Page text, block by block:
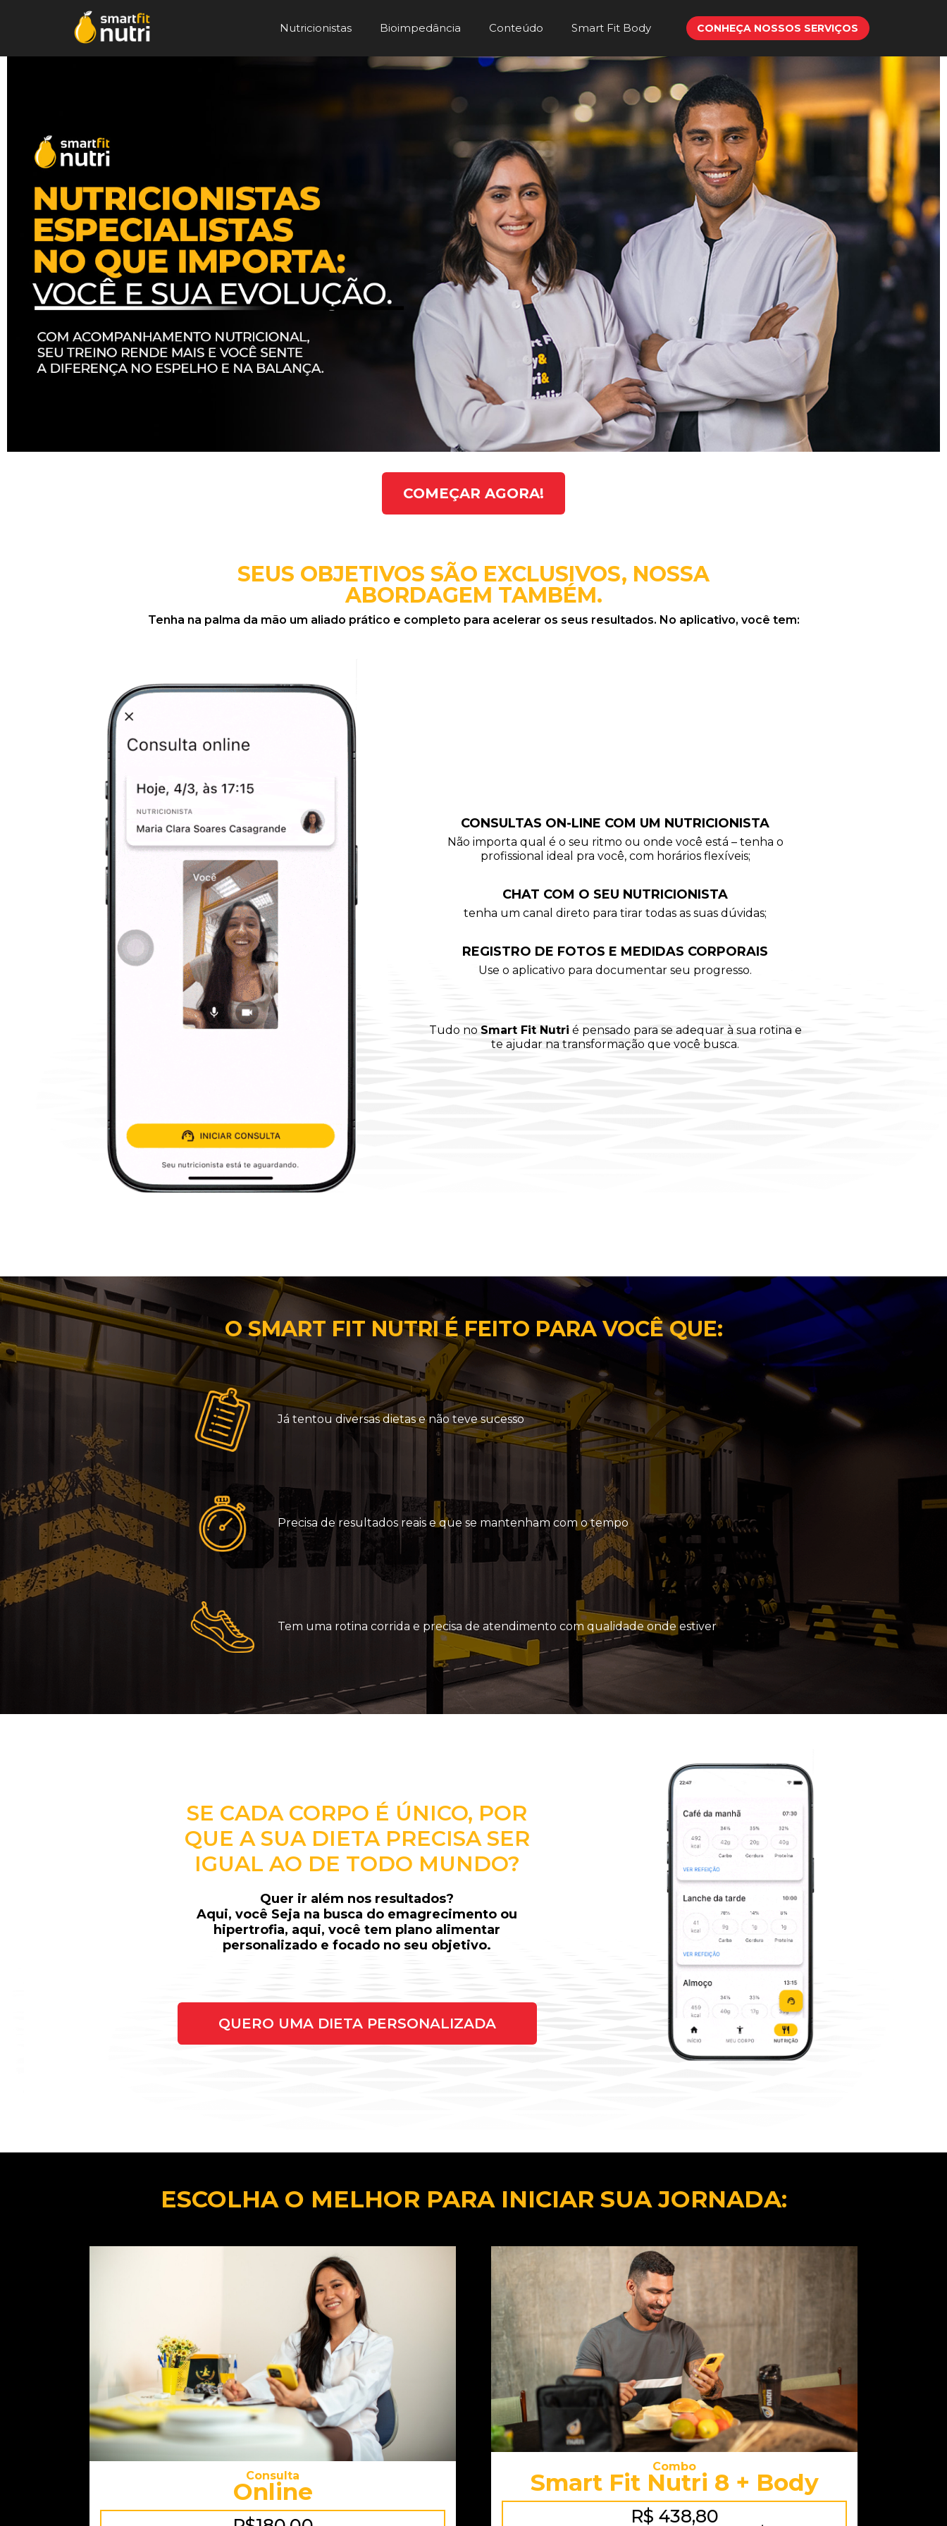
Nutricionistas Bioimpedância Conteúdo Smart Fit Body CONHEÇA NOSSOS SERVIÇOS
COMEÇAR AGORA!
SEUS OBJETIVOS SÃO EXCLUSIVOS, NOSSA
ABORDAGEM TAMBÉM.
Tenha na palma da mão um aliado prático e completo para acelerar os seus resultados. No aplicativo, você tem:
CONSULTAS ON-LINE COM UM NUTRICIONISTA
Não importa qual é o seu ritmo ou onde você está – tenha o
profissional ideal pra você, com horários flexíveis;
CHAT COM O SEU NUTRICIONISTA
tenha um canal direto para tirar todas as suas dúvidas;
REGISTRO DE FOTOS E MEDIDAS CORPORAIS
Use o aplicativo para documentar seu progresso.
Tudo no Smart Fit Nutri é pensado para se adequar à sua rotina e
te ajudar na transformação que você busca.
O SMART FIT NUTRI É FEITO PARA VOCÊ QUE:
Já tentou diversas dietas e não teve sucesso
Precisa de resultados reais e que se mantenham com o tempo
Tem uma rotina corrida e precisa de atendimento com qualidade onde estiver
SE CADA CORPO É ÚNICO, POR
QUE A SUA DIETA PRECISA SER
IGUAL AO DE TODO MUNDO?
Quer ir além nos resultados?
Aqui, você Seja na busca do emagrecimento ou
hipertrofia, aqui, você tem plano alimentar
personalizado e focado no seu objetivo.
QUERO UMA DIETA PERSONALIZADA
ESCOLHA O MELHOR PARA INICIAR SUA JORNADA:
Consulta
Online
Combo
Smart Fit Nutri 8 + Body
R$ 438,80